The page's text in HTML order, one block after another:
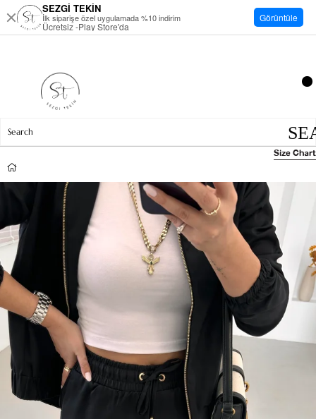
Size Chart
SEZGİ TEKİN
İlk siparişe özel uygulamada %10 indirim
Ücretsiz -Play Store'da
Görüntüle